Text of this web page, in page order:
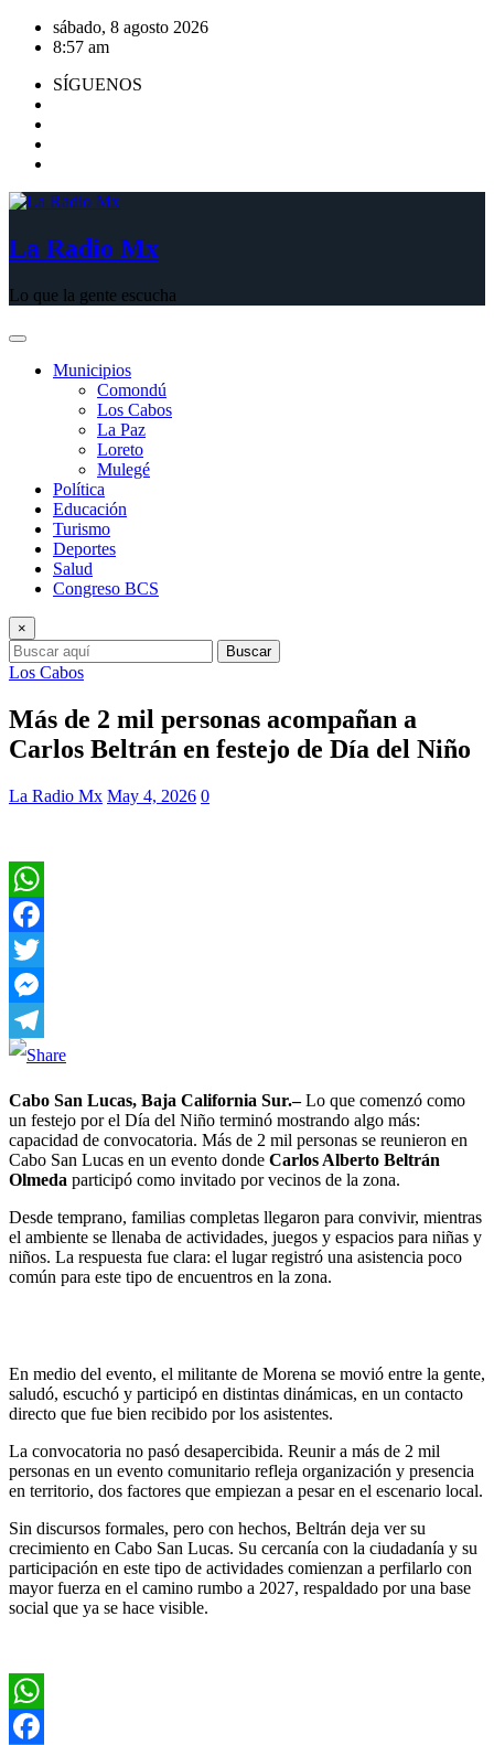
Saltar
sábado, 8 agosto 2026
8:57 am
SÍGUENOS
La Radio Mx
Lo que la gente escucha
Municipios
Comondú
Los Cabos
La Paz
Loreto
Mulegé
Política
Educación
Turismo
Deportes
Salud
Congreso BCS
×
Buscar
Los Cabos
Más de 2 mil personas acompañan a
Carlos Beltrán en festejo de Día del Niño
La Radio Mx May 4, 2026 0
WhatsApp
Facebook
Twitter
Messenger
Telegram
Cabo San Lucas, Baja California Sur.–Lo que comenzó como
un festejo por el Día del Niño terminó mostrando algo más:
capacidad de convocatoria. Más de 2 mil personas se reunieron en
Cabo San Lucas en un evento donde Carlos Alberto Beltrán
Olmeda participó como invitado por vecinos de la zona.
Desde temprano, familias completas llegaron para convivir, mientras
el ambiente se llenaba de actividades, juegos y espacios para niñas y
niños. La respuesta fue clara: el lugar registró una asistencia poco
común para este tipo de encuentros en la zona.
En medio del evento, el militante de Morena se movió entre la gente,
saludó, escuchó y participó en distintas dinámicas, en un contacto
directo que fue bien recibido por los asistentes.
La convocatoria no pasó desapercibida. Reunir a más de 2 mil
personas en un evento comunitario refleja organización y presencia
en territorio, dos factores que empiezan a pesar en el escenario local.
Sin discursos formales, pero con hechos, Beltrán deja ver su
crecimiento en Cabo San Lucas. Su cercanía con la ciudadanía y su
participación en este tipo de actividades comienzan a perfilarlo con
mayor fuerza en el camino rumbo a 2027, respaldado por una base
social que ya se hace visible.
WhatsApp